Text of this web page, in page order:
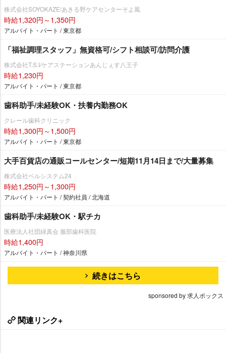
株式会社SOYOKAZE/あきる野ケアセンターそよ風
時給1,320円～1,350円
アルバイト・パート / 東京都
「福祉調理スタッフ」無資格可/シフト相談可/訪問介護
株式会社T.S.I/ケアステーションあんじぇす八王子
時給1,230円
アルバイト・パート / 東京都
歯科助手/未経験OK・扶養内勤務OK
クレール歯科クリニック
時給1,300円～1,500円
アルバイト・パート / 東京都
大手百貨店の通販コールセンター/短期11月14日まで/大量募集
株式会社ベルシステム24
時給1,250円～1,300円
アルバイト・パート / 契約社員 / 北海道
歯科助手/未経験OK・駅チカ
医療法人社団緑真会 服部歯科医院
時給1,400円
アルバイト・パート / 神奈川県
続きはこちら
sponsored by 求人ボックス
関連リンク+